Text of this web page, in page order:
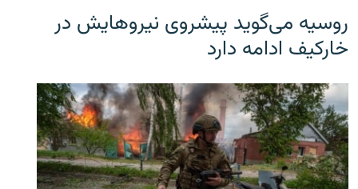
روسیه می‌گوید پیشروی نیروهایش در
خارکیف ادامه دارد